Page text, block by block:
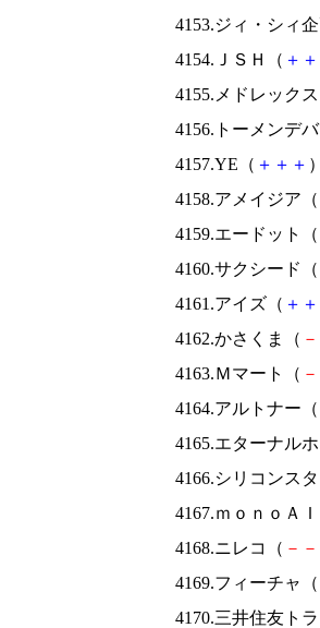
4153.ジィ・シィ
4154.ＪＳＨ（ ＋ ＋
4155.メドレック
4156.トーメンデ
4157.YE（ ＋ ＋ ＋
4158.アメイジア（
4159.エードット（
4160.サクシード（
4161.アイズ（ ＋ ＋
4162.かさくま（ －
4163.Ｍマート（ －
4164.アルトナー（
4165.エターナル
4166.シリコンス
4167.ｍｏｎｏＡ
4168.ニレコ（ － －
4169.フィーチャ（
4170.三井住友ト